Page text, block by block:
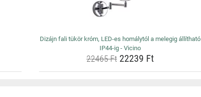
Dizájn fali tükör króm, LED-es homálytól a melegig állítható
IP44-ig - Vicino
22465 Ft22239 Ft